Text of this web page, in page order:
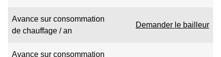
Avance sur consommation
de chauffage / an
Demander le bailleur
Avance sur consommation